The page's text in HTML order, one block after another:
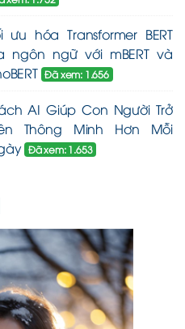
ưu hóa Transformer BERT
ngôn ngữ với mBERT và
Đã xem: 1.656
AI Giúp Con Người Trở
Thông Minh Hơn Mỗi
Đã xem: 1.653